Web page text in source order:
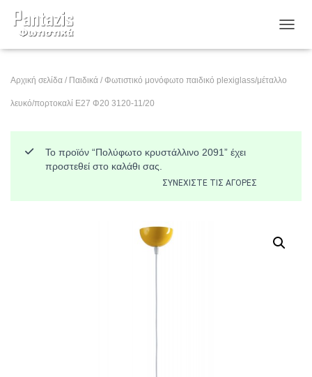
Αρχική σελίδα / Παιδικά / Φωτιστικό μονόφωτο παιδικό plexiglass/μέταλλο
λευκό/πορτοκαλί Ε27 Φ20 3120-11/20
Το προϊόν “Πολύφωτο κρυστάλλινο 2091” έχει
προστεθεί στο καλάθι σας.
ΣΥΝΕΧΊΣΤΕ ΤΙΣ ΑΓΟΡΈΣ